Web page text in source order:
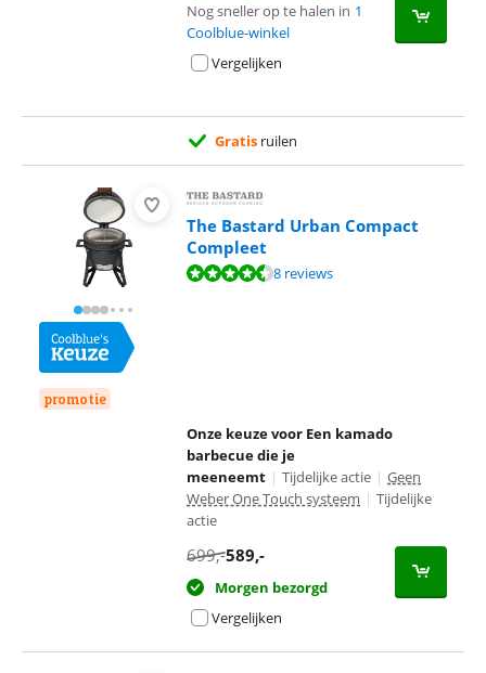
Nog sneller op te halen in 1
Coolblue-winkel
Vergelijken
Gratis ruilen
promotie
The Bastard Urban Compact
Compleet
Beoordeling is 9,1 van de 10, gebaseerd op 8 reviews.
8 reviews
Onze keuze voor Een kamado
barbecue die je
meeneemt | Tijdelijke actie | Geen
Weber One Touch systeem | Tijdelijke
actie
699,-589,-
Morgen bezorgd
Vergelijken